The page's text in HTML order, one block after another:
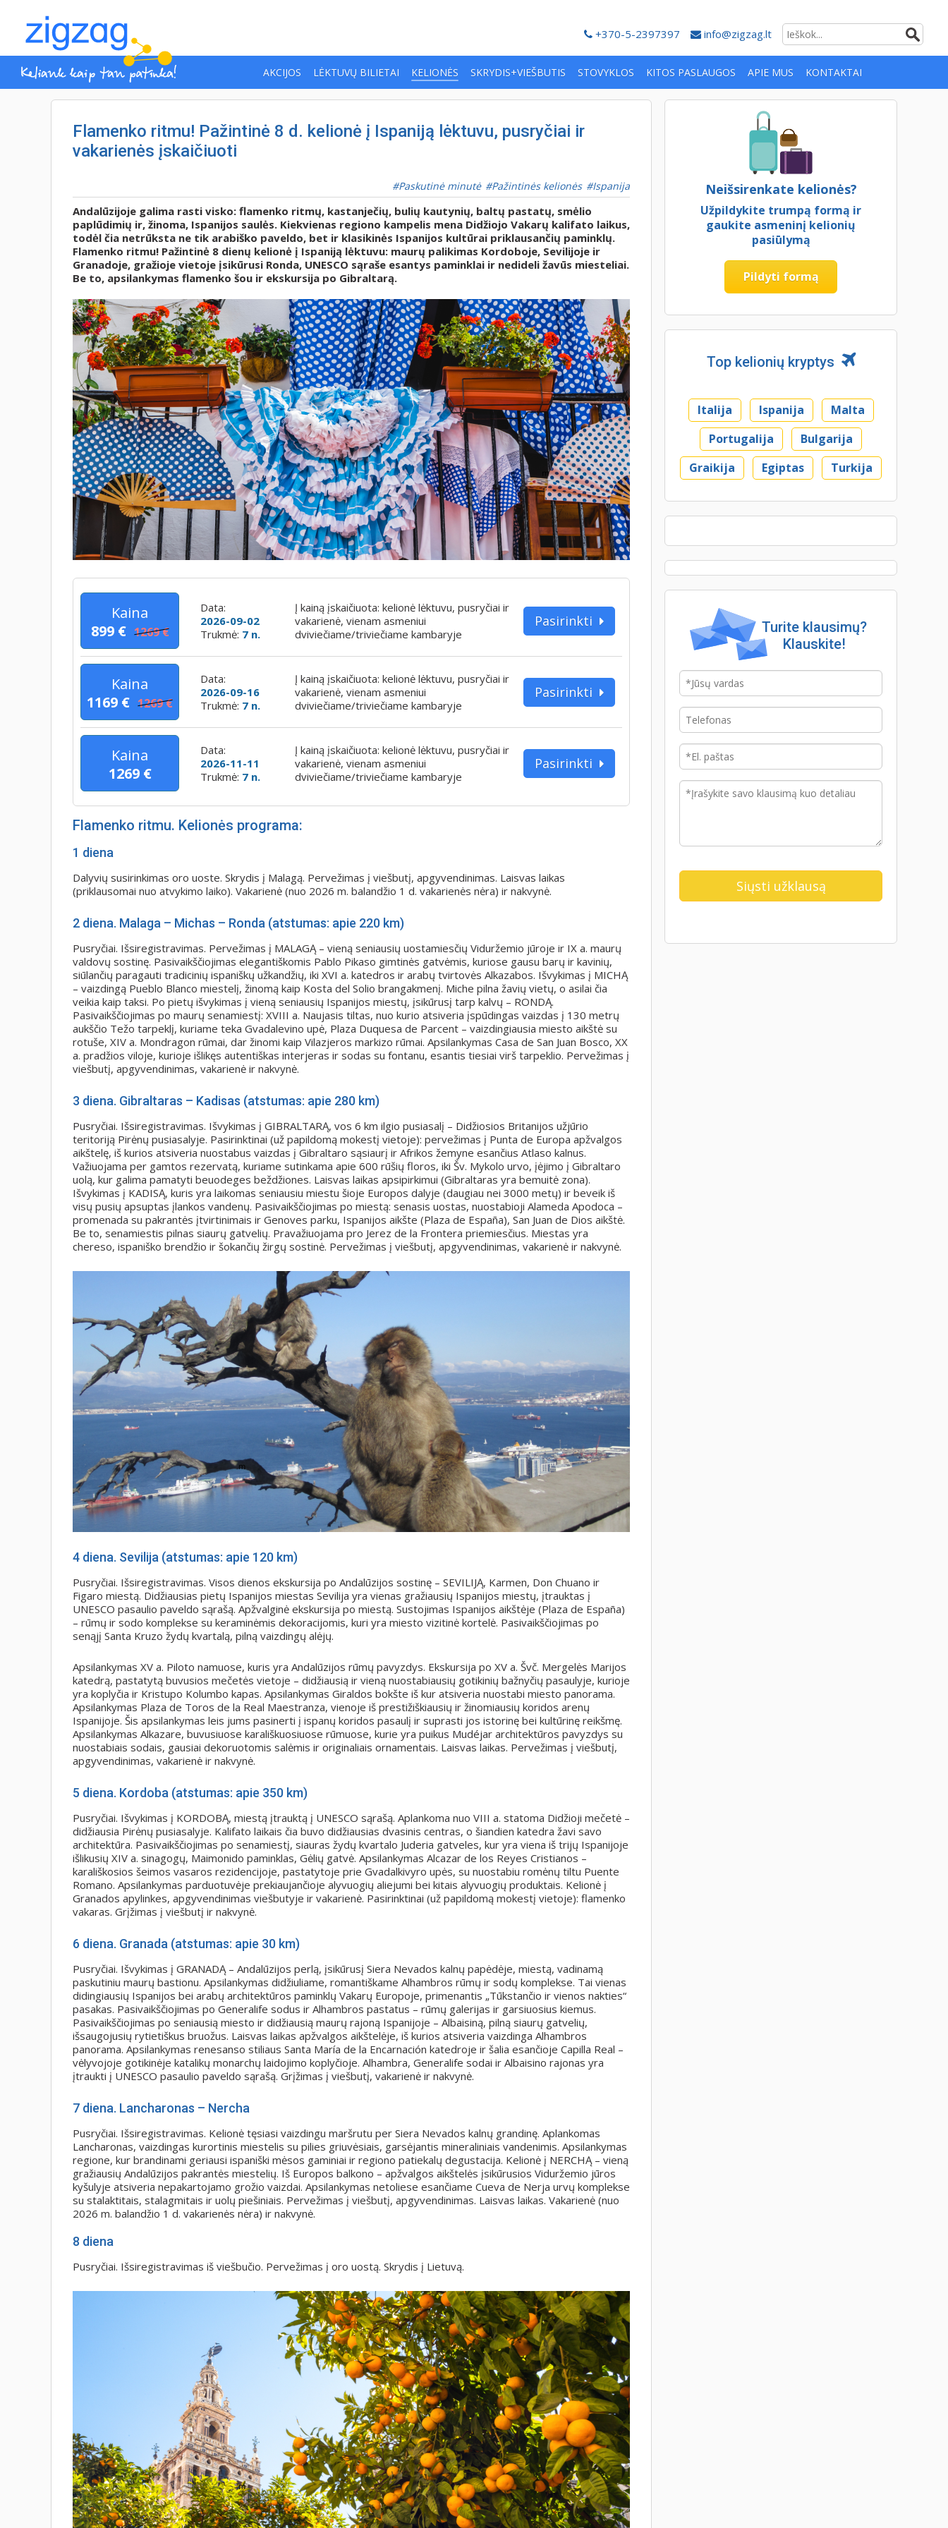
+370-5-2397397 info@zigzag.lt
AKCIJOS LĖKTUVŲ BILIETAI KELIONĖS SKRYDIS+VIEŠBUTIS STOVYKLOS KITOS PASLAUGOS APIE MUS KONTAKTAI
Flamenko ritmu! Pažintinė 8 d. kelionė į Ispaniją lėktuvu, pusryčiai ir
vakarienės įskaičiuoti
Paskutinė minutė Pažintinės kelionės Ispanija
Andalūzijoje galima rasti visko: flamenko ritmų, kastanječių, bulių kautynių, baltų pastatų, smėlio
paplūdimių ir, žinoma, Ispanijos saulės. Kiekvienas regiono kampelis mena Didžiojo Vakarų kalifato laikus,
todėl čia netrūksta ne tik arabiško paveldo, bet ir klasikinės Ispanijos kultūrai priklausančių paminklų.
Flamenko ritmu! Pažintinė 8 dienų kelionė į Ispaniją lėktuvu: maurų palikimas Kordoboje, Sevilijoje ir
Granadoje, gražioje vietoje įsikūrusi Ronda, UNESCO sąraše esantys paminklai ir nedideli žavūs miesteliai.
Be to, apsilankymas flamenko šou ir ekskursija po Gibraltarą.
Kaina
899 € 1269 €
Data:
2026-09-02
Trukmė: 7 n.
Į kainą įskaičiuota: kelionė lėktuvu, pusryčiai ir
vakarienė, vienam asmeniui
dviviečiame/triviečiame kambaryje
Pasirinkti
Kaina
1169 € 1269 €
Data:
2026-09-16
Trukmė: 7 n.
Į kainą įskaičiuota: kelionė lėktuvu, pusryčiai ir
vakarienė, vienam asmeniui
dviviečiame/triviečiame kambaryje
Pasirinkti
Kaina
1269 €
Data:
2026-11-11
Trukmė: 7 n.
Į kainą įskaičiuota: kelionė lėktuvu, pusryčiai ir
vakarienė, vienam asmeniui
dviviečiame/triviečiame kambaryje
Pasirinkti
Flamenko ritmu. Kelionės programa:
1 diena
Dalyvių susirinkimas oro uoste. Skrydis į Malagą. Pervežimas į viešbutį, apgyvendinimas. Laisvas laikas
(priklausomai nuo atvykimo laiko). Vakarienė (nuo 2026 m. balandžio 1 d. vakarienės nėra) ir nakvynė.
2 diena. Malaga – Michas – Ronda (atstumas: apie 220 km)
Pusryčiai. Išsiregistravimas. Pervežimas į MALAGĄ – vieną seniausių uostamiesčių Viduržemio jūroje ir IX a. maurų
valdovų sostinę. Pasivaikščiojimas elegantiškomis Pablo Pikaso gimtinės gatvėmis, kuriose gausu barų ir kavinių,
siūlančių paragauti tradicinių ispaniškų užkandžių, iki XVI a. katedros ir arabų tvirtovės Alkazabos. Išvykimas į MICHĄ
– vaizdingą Pueblo Blanco miestelį, žinomą kaip Kosta del Solio brangakmenį. Miche pilna žavių vietų, o asilai čia
veikia kaip taksi. Po pietų išvykimas į vieną seniausių Ispanijos miestų, įsikūrusį tarp kalvų – RONDĄ.
Pasivaikščiojimas po maurų senamiestį: XVIII a. Naujasis tiltas, nuo kurio atsiveria įspūdingas vaizdas į 130 metrų
aukščio Težo tarpeklį, kuriame teka Gvadalevino upė, Plaza Duquesa de Parcent – vaizdingiausia miesto aikštė su
rotuše, XIV a. Mondragon rūmai, dar žinomi kaip Vilazjeros markizo rūmai. Apsilankymas Casa de San Juan Bosco, XX
a. pradžios viloje, kurioje išlikęs autentiškas interjeras ir sodas su fontanu, esantis tiesiai virš tarpeklio. Pervežimas į
viešbutį, apgyvendinimas, vakarienė ir nakvynė.
3 diena. Gibraltaras – Kadisas (atstumas: apie 280 km)
Pusryčiai. Išsiregistravimas. Išvykimas į GIBRALTARĄ, vos 6 km ilgio pusiasalį – Didžiosios Britanijos užjūrio
teritoriją Pirėnų pusiasalyje. Pasirinktinai (už papildomą mokestį vietoje): pervežimas į Punta de Europa apžvalgos
aikštelę, iš kurios atsiveria nuostabus vaizdas į Gibraltaro sąsiaurį ir Afrikos žemyne esančius Atlaso kalnus.
Važiuojama per gamtos rezervatą, kuriame sutinkama apie 600 rūšių floros, iki Šv. Mykolo urvo, įėjimo į Gibraltaro
uolą, kur galima pamatyti beuodeges beždžiones. Laisvas laikas apsipirkimui (Gibraltaras yra bemuitė zona).
Išvykimas į KADISĄ, kuris yra laikomas seniausiu miestu šioje Europos dalyje (daugiau nei 3000 metų) ir beveik iš
visų pusių apsuptas įlankos vandenų. Pasivaikščiojimas po miestą: senasis uostas, nuostabioji Alameda Apodoca –
promenada su pakrantės įtvirtinimais ir Genoves parku, Ispanijos aikšte (Plaza de España), San Juan de Dios aikštė.
Be to, senamiestis pilnas siaurų gatvelių. Pravažiuojama pro Jerez de la Frontera priemiesčius. Miestas yra
chereso, ispaniško brendžio ir šokančių žirgų sostinė. Pervežimas į viešbutį, apgyvendinimas, vakarienė ir nakvynė.
4 diena. Sevilija (atstumas: apie 120 km)
Pusryčiai. Išsiregistravimas. Visos dienos ekskursija po Andalūzijos sostinę – SEVILIJĄ, Karmen, Don Chuano ir
Figaro miestą. Didžiausias pietų Ispanijos miestas Sevilija yra vienas gražiausių Ispanijos miestų, įtrauktas į
UNESCO pasaulio paveldo sąrašą. Apžvalginė ekskursija po miestą. Sustojimas Ispanijos aikštėje (Plaza de España)
– rūmų ir sodo komplekse su keraminėmis dekoracijomis, kuri yra miesto vizitinė kortelė. Pasivaikščiojimas po
senąjį Santa Kruzo žydų kvartalą, pilną vaizdingų alėjų.
Apsilankymas XV a. Piloto namuose, kuris yra Andalūzijos rūmų pavyzdys. Ekskursija po XV a. Švč. Mergelės Marijos
katedrą, pastatytą buvusios mečetės vietoje – didžiausią ir vieną nuostabiausių gotikinių bažnyčių pasaulyje, kurioje
yra koplyčia ir Kristupo Kolumbo kapas. Apsilankymas Giraldos bokšte iš kur atsiveria nuostabi miesto panorama.
Apsilankymas Plaza de Toros de la Real Maestranza, vienoje iš prestižiškiausių ir žinomiausių koridos arenų
Ispanijoje. Šis apsilankymas leis jums pasinerti į ispanų koridos pasaulį ir suprasti jos istorinę bei kultūrinę reikšmę.
Apsilankymas Alkazare, buvusiuose karališkuosiuose rūmuose, kurie yra puikus Mudéjar architektūros pavyzdys su
nuostabiais sodais, gausiai dekoruotomis salėmis ir originaliais ornamentais. Laisvas laikas. Pervežimas į viešbutį,
apgyvendinimas, vakarienė ir nakvynė.
5 diena. Kordoba (atstumas: apie 350 km)
Pusryčiai. Išvykimas į KORDOBĄ, miestą įtrauktą į UNESCO sąrašą. Aplankoma nuo VIII a. statoma Didžioji mečetė –
didžiausia Pirėnų pusiasalyje. Kalifato laikais čia buvo didžiausias dvasinis centras, o šiandien katedra žavi savo
architektūra. Pasivaikščiojimas po senamiestį, siauras žydų kvartalo Juderia gatveles, kur yra viena iš trijų Ispanijoje
išlikusių XIV a. sinagogų, Maimonido paminklas, Gėlių gatvė. Apsilankymas Alcazar de los Reyes Cristianos –
karališkosios šeimos vasaros rezidencijoje, pastatytoje prie Gvadalkivyro upės, su nuostabiu romėnų tiltu Puente
Romano. Apsilankymas parduotuvėje prekiaujančioje alyvuogių aliejumi bei kitais alyvuogių produktais. Kelionė į
Granados apylinkes, apgyvendinimas viešbutyje ir vakarienė. Pasirinktinai (už papildomą mokestį vietoje): flamenko
vakaras. Grįžimas į viešbutį ir nakvynė.
6 diena. Granada (atstumas: apie 30 km)
Pusryčiai. Išvykimas į GRANADĄ – Andalūzijos perlą, įsikūrusį Siera Nevados kalnų papėdėje, miestą, vadinamą
paskutiniu maurų bastionu. Apsilankymas didžiuliame, romantiškame Alhambros rūmų ir sodų komplekse. Tai vienas
didingiausių Ispanijos bei arabų architektūros paminklų Vakarų Europoje, primenantis „Tūkstančio ir vienos nakties“
pasakas. Pasivaikščiojimas po Generalife sodus ir Alhambros pastatus – rūmų galerijas ir garsiuosius kiemus.
Pasivaikščiojimas po seniausią miesto ir didžiausią maurų rajoną Ispanijoje – Albaisiną, pilną siaurų gatvelių,
išsaugojusių rytietiškus bruožus. Laisvas laikas apžvalgos aikštelėje, iš kurios atsiveria vaizdinga Alhambros
panorama. Apsilankymas renesanso stiliaus Santa María de la Encarnación katedroje ir šalia esančioje Capilla Real –
vėlyvojoje gotikinėje katalikų monarchų laidojimo koplyčioje. Alhambra, Generalife sodai ir Albaisino rajonas yra
įtraukti į UNESCO pasaulio paveldo sąrašą. Grįžimas į viešbutį, vakarienė ir nakvynė.
7 diena. Lancharonas – Nercha
Pusryčiai. Išsiregistravimas. Kelionė tęsiasi vaizdingu maršrutu per Siera Nevados kalnų grandinę. Aplankomas
Lancharonas, vaizdingas kurortinis miestelis su pilies griuvėsiais, garsėjantis mineraliniais vandenimis. Apsilankymas
regione, kur brandinami geriausi ispaniški mėsos gaminiai ir regiono patiekalų degustacija. Kelionė į NERCHĄ – vieną
gražiausių Andalūzijos pakrantės miestelių. Iš Europos balkono – apžvalgos aikštelės įsikūrusios Viduržemio jūros
kyšulyje atsiveria nepakartojamo grožio vaizdai. Apsilankymas netoliese esančiame Cueva de Nerja urvų komplekse
su stalaktitais, stalagmitais ir uolų piešiniais. Pervežimas į viešbutį, apgyvendinimas. Laisvas laikas. Vakarienė (nuo
2026 m. balandžio 1 d. vakarienės nėra) ir nakvynė.
8 diena
Pusryčiai. Išsiregistravimas iš viešbučio. Pervežimas į oro uostą. Skrydis į Lietuvą.
Neišsirenkate kelionės?
Užpildykite trumpą formą ir
gaukite asmeninį kelionių
pasiūlymą
Pildyti formą
Top kelionių kryptys
Italija Ispanija
Malta
Portugalija
Bulgarija
Graikija
Egiptas Turkija
Turite klausimų?
Klauskite!